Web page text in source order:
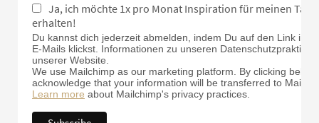
Ja, ich möchte 1x pro Monat Inspiration für meinen
erhalten!
Du kannst dich jederzeit abmelden, indem Du auf den Link in
E-Mails klickst. Informationen zu unseren
unserer Website.
We use Mailchimp as our marketing platform. By clicking
acknowledge that your information will be transferred to
Learn more about Mailchimp's privacy practices.